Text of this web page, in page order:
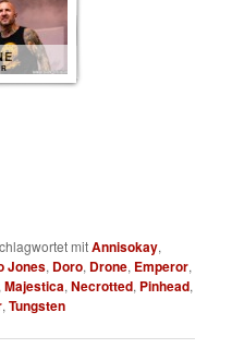
mitAnnisokay,
Jones, Doro, Drone, Emperor,
,Majestica,Necrotted, Pinhead,
,Tungsten